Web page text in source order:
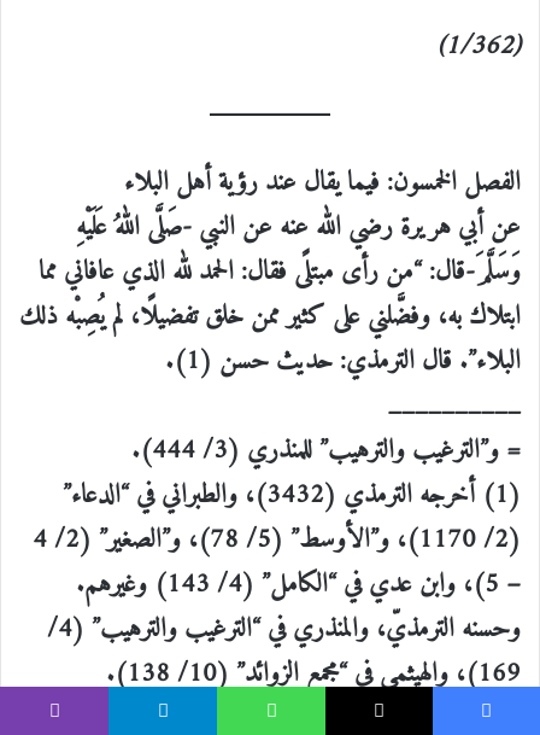
(1/362)
الفصل الخمسون: فيما يقال عند رؤية أهل البلاء
عن أبي هريرة رضي الله عنه عن النبي -صَلَّى اللهُ عَلَيْهِ
وَسَلَّمَ-قال: “من رأى مبتلًى فقال: الحمد لله الذي عافاني مما
ابتلاك به، وفضَّلني على كثير ممن خلق تفضيلًا، لم يُصِبْه ذلك
البلاء”. قال الترمذي: حديث حسن (1).
__________
= و”الترغيب والترهيب” للمنذري (3/ 444).
(1) أخرجه الترمذي (3432)، والطبراني في “الدعاء”
(2/ 1170)، و”الأوسط” (5/ 78)، و”الصغير” (2/ 4
– 5)، وابن عدي في “الكامل” (4/ 143) وغيرهم.
وحسنه الترمذيّ، والمنذري في “الترغيب والترهيب” (4/
169)، والهيثمي في “مجمع الزوائد” (10/ 138).
وفي إسناده ضعفٌ ينجبر بالطريق الأخرى التي أخرجها